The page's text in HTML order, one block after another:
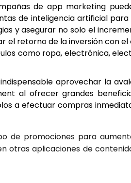
de app mar­ke­ting
de inte­li­gen­cia arti­fi­cial
y ase­gu­rar no solo el
el retorno de la inver­sión con
como ropa, elec­tró­ni­ca,
indis­pen­sa­ble apro­ve­char la
al ofre­cer gran­des
a efec­tuar com­pras
de pro­mo­cio­nes para
otras apli­ca­cio­nes de